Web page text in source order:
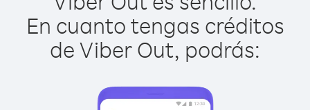
En cuanto tengas créditos
de Viber Out, podrás: